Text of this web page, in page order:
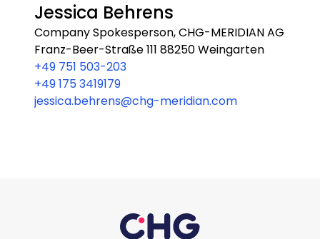
Jessica Behrens
Company Spokesperson, CHG-MERIDIAN AG
Franz-Beer-Straße 111 88250 Weingarten
+49 751 503-203
+49 175 3419179
jessica.behrens@chg-meridian.com